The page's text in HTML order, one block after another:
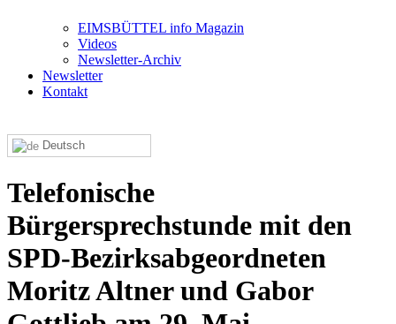
EIMSBÜTTEL info Magazin
Videos
Newsletter-Archiv
Newsletter
Kontakt
Deutsch
Telefonische
Bürgersprechstunde mit den
SPD-Bezirksabgeordneten
Moritz Altner und Gabor